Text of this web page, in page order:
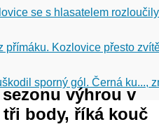
se s hlasatelem
přímáku. Kozlovice přesto
sporný gól. Černá ku...,
výhrou v
body, říká kouč